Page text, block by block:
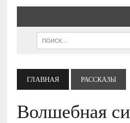
ГЛАВНАЯ РАССКАЗЫ
Волшебная